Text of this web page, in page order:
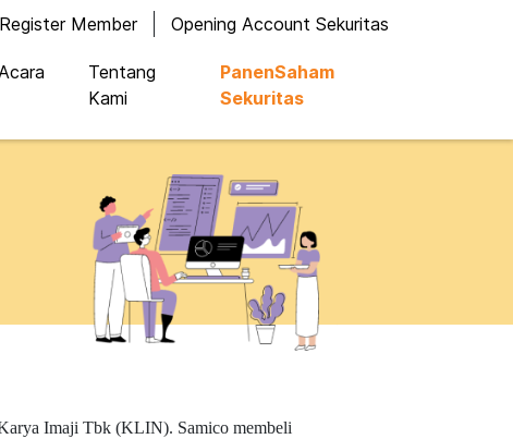
Register Member Opening Account Sekuritas
Tentang
Kami
PanenSaham
Sekuritas
Imaji Tbk (KLIN). Samico membeli